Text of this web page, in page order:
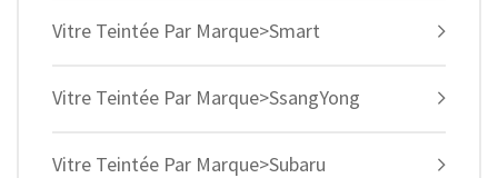
Vitre Teintée Par Marque>Smart
Vitre Teintée Par Marque>SsangYong
Vitre Teintée Par Marque>Subaru